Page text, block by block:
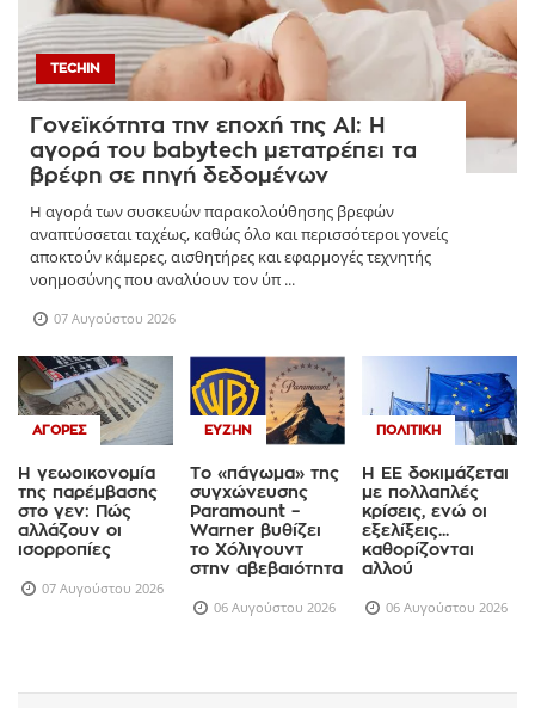
TECHIN
Γονεϊκότητα την εποχή της AI: Η
αγορά του babytech μετατρέπει τα
βρέφη σε πηγή δεδομένων
Η αγορά των συσκευών παρακολούθησης βρεφών
αναπτύσσεται ταχέως, καθώς όλο και περισσότεροι γονείς
αποκτούν κάμερες, αισθητήρες και εφαρμογές τεχνητής
νοημοσύνης που αναλύουν τον ύπ ...
07 Αυγούστου 2026
ΑΓΟΡΈΣ
Η γεωοικονομία
της παρέμβασης
στο γεν: Πώς
αλλάζουν οι
ισορροπίες
07 Αυγούστου 2026
ΕΥΖΗΝ
Το «πάγωμα» της
συγχώνευσης
Paramount –
Warner βυθίζει
το Χόλιγουντ
στην αβεβαιότητα
06 Αυγούστου 2026
ΠΟΛΙΤΙΚΉ
Η ΕΕ δοκιμάζεται
με πολλαπλές
κρίσεις, ενώ οι
εξελίξεις...
καθορίζονται
αλλού
06 Αυγούστου 2026